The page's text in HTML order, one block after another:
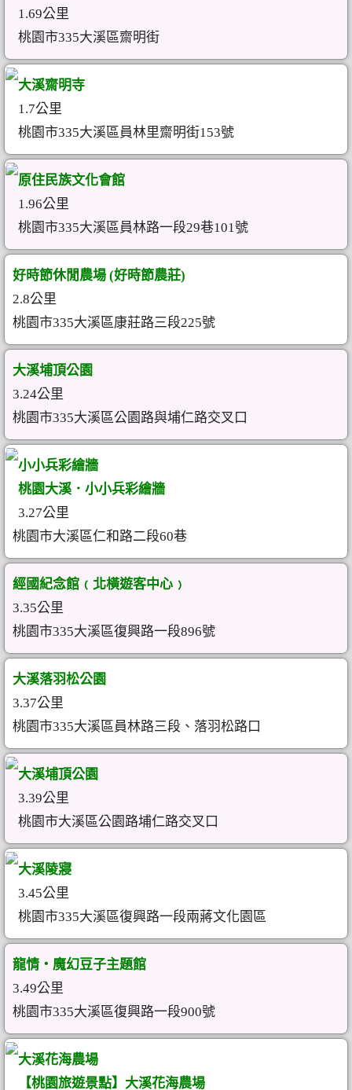
1.69公里
桃園市335大溪區齋明街
大溪齋明寺
1.7公里
桃園市335大溪區員林里齋明街153號
原住民族文化會館
1.96公里
桃園市335大溪區員林路一段29巷101號
好時節休閒農場 (好時節農莊)
2.8公里
桃園市335大溪區康莊路三段225號
大溪埔頂公園
3.24公里
桃園市335大溪區公園路與埔仁路交叉口
小小兵彩繪牆
桃園大溪．小小兵彩繪牆
3.27公里
桃園市大溪區仁和路二段60巷
經國紀念館﹙北橫遊客中心﹚
3.35公里
桃園市335大溪區復興路一段896號
大溪落羽松公園
3.37公里
桃園市335大溪區員林路三段、落羽松路口
大溪埔頂公園
3.39公里
桃園市大溪區公園路埔仁路交叉口
大溪陵寢
3.45公里
桃園市335大溪區復興路一段兩蔣文化園區
龍情‧魔幻豆子主題館
3.49公里
桃園市335大溪區復興路一段900號
大溪花海農場
【桃園旅遊景點】大溪花海農場